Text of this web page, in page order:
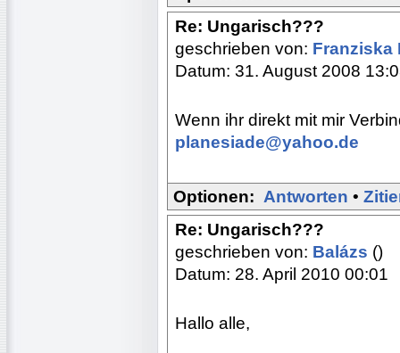
Re: Ungarisch???
geschrieben von: Franziska
Datum: 31. August 2008
Wenn ihr direkt mit mir
planesiade@yahoo.de
Optionen: Antworten •
Re: Ungarisch???
geschrieben von: Balázs ()
Datum: 28. April 2010 00:01
Hallo alle,